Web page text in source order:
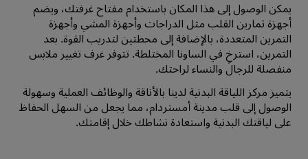
يمكن الوصول إلى هذا المكان باستخدام مفتاح غرفتك، ويضم
أجهزة تمارين القلب مثل الدراجات وأجهزة المشي وأجهزة
التمرين المتعددة، بالإضافة إلى محطتين لتدريب القوة. بعد
التمرين، استرخِ في الساونا المختلطة. تتوفر غرف تغيير ملابس
منفصلة للرجال والنساء لراحتك.
يتميز مركز اللياقة البدنية لدينا بالأناقة والوظائف العملية وسهولة
الوصول إلى قلب مدينة أمستردام، مما يجعل من السهل الحفاظ
على لياقتك البدنية واستعادة نشاطك خلال إقامتك.